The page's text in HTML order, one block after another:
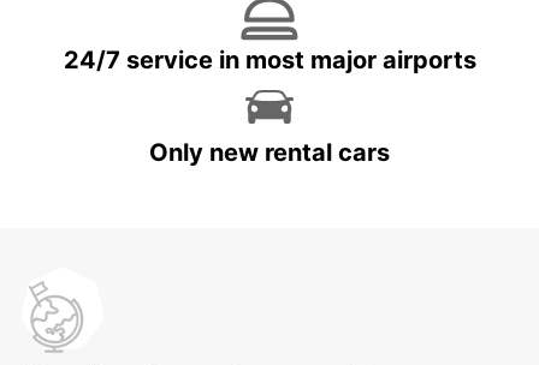
24/7 service in most major airports
Only new rental cars